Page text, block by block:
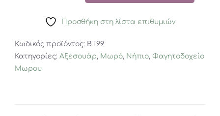
Φαγητού
The
Go
Προσθήκη στη λίστα επιθυμιών
Κωδικός προϊόντος: BT99
Κατηγορίες: Αξεσουάρ, Μωρό, Νήπιο, Φαγητοδοχείο
Μωρου